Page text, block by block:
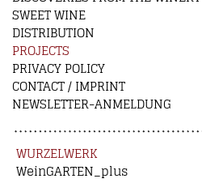
SWEET WINE
DISTRIBUTION
PROJECTS
PRIVACY POLICY
CONTACT / IMPRINT
NEWSLETTER-ANMELDUNG
WURZELWERK
WeinGARTEN_plus